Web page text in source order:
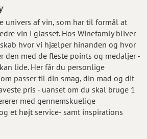
univers af vin, som har til formål at
vin i glasset. Hos Winefamly bliver
hvor vi hjælper hinanden og hvor
den med de fleste points og medaljer -
lide. Her får du personlige
passer til din smag, din mad og dit
pris - uanset om du skal bruge 1
med gennemskuelige
et højt service- samt inspirations